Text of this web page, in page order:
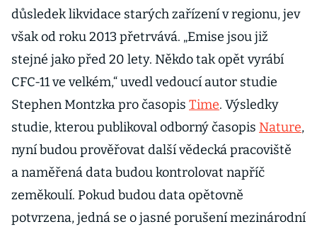
důsledek likvidace starých zařízení v regionu, jev
však od roku 2013 přetrvává. „Emise jsou již
stejné jako před 20 lety. Někdo tak opět vyrábí
CFC-11 ve velkém,“ uvedl vedoucí autor studie
Stephen Montzka pro časopis Time. Výsledky
studie, kterou publikoval odborný časopis Nature,
nyní budou prověřovat další vědecká pracoviště
a naměřená data budou kontrolovat napříč
zeměkoulí. Pokud budou data opětovně
potvrzena, jedná se o jasné porušení mezinárodní